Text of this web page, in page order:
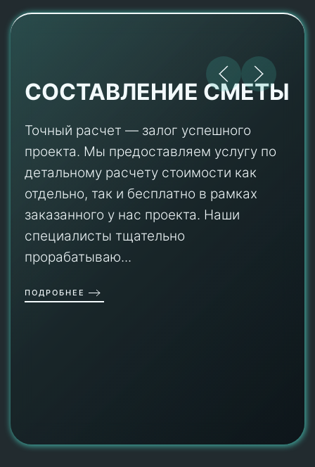
СОСТАВЛЕНИЕ СМЕТЫ
Точный расчет — залог успешного
проекта. Мы предоставляем услугу по
детальному расчету стоимости как
отдельно, так и бесплатно в рамках
заказанного у нас проекта. Наши
специалисты тщательно
прорабатываю...
ПОДРОБНЕЕ